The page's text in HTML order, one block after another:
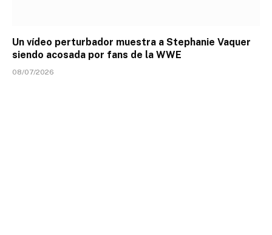
Un vídeo perturbador muestra a Stephanie Vaquer
siendo acosada por fans de la WWE
08/07/2026